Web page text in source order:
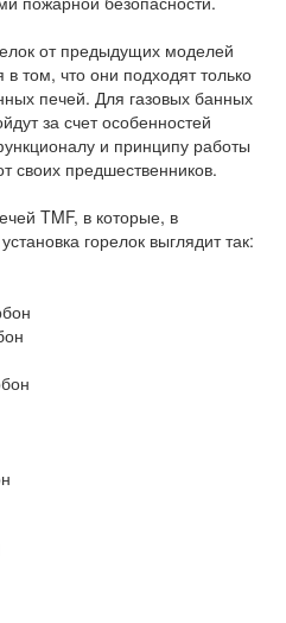
от предыдущих моделей
том, что они подходят только
печей. Для газовых банных
за счет особенностей
и принципу работы
своих предшественников.
TMF, в которые, в
горелок выглядит так: